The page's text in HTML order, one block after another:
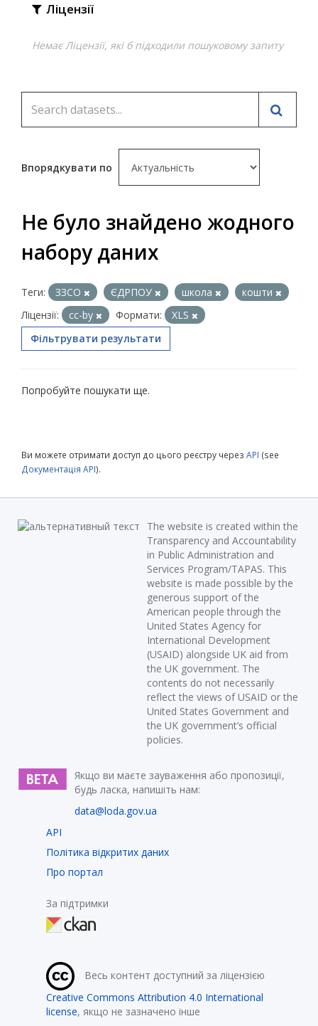
Ліцензії
Немає Ліцензії, які б підходили пошуковому запиту
Впорядкувати по
Не було знайдено жодного
набору даних
Теги: ЗЗСО ЄДРПОУ школа
кошти
Ліцензії:
cc-by Формати:
XLS
Фільтрувати результати
Попробуйте пошукати ще.
Ви можете отримати доступ до цього реєстру через API (see
Документація API).
The website is created within the
Transparency and Accountability
in Public Administration and
Services Program/TAPAS. This
website is made possible by the
generous support of the
American people through the
United States Agency for
International Development
(USAID) alongside UK aid from
the UK government. The
contents do not necessarily
reflect the views of USAID or the
United States Government and
the UK government’s official
policies.
Якщо ви маєте зауваження або пропозиції,
будь ласка, напишіть нам:
data@loda.gov.ua
API
Політика відкритих даних
Про портал
За підтримки
Весь контент доступний за ліцензією
Creative Commons Attribution 4.0 International
license, якщо не зазначено інше